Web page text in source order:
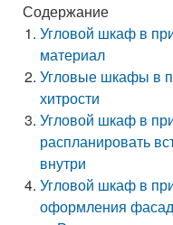
Содержание
Угловой шкаф в
материал
Угловые шкафы в
хитрости
Угловой шкаф в
распланировать
внутри
Угловой шкаф в
оформления